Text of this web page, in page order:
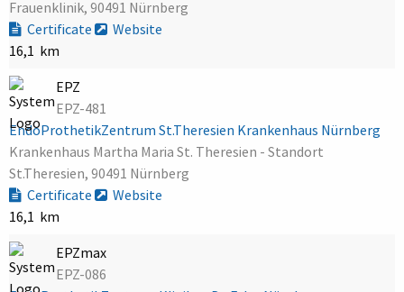
Frauenklinik, 90491 Nürnberg
Certificate
Website
16,1 km
EPZ
EPZ-481
EndoProthetikZentrum St.Theresien Krankenhaus Nürnberg
Krankenhaus Martha Maria St. Theresien - Standort
St.Theresien, 90491 Nürnberg
Certificate
Website
16,1 km
EPZmax
EPZ-086